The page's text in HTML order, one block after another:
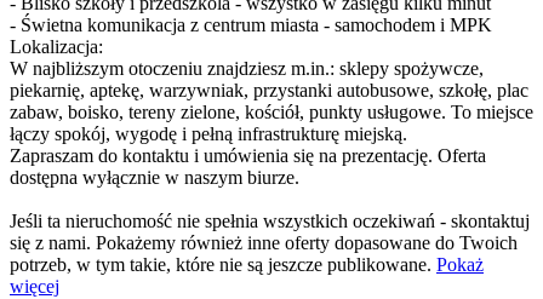
- Świetna komunikacja z centrum miasta - samochodem i MPK
Lokalizacja:
W najbliższym otoczeniu znajdziesz m.in.: sklepy spożywcze,
piekarnię, aptekę, warzywniak, przystanki autobusowe, szkołę, plac
zabaw, boisko, tereny zielone, kościół, punkty usługowe. To miejsce
łączy spokój, wygodę i pełną infrastrukturę miejską.
Zapraszam do kontaktu i umówienia się na prezentację. Oferta
dostępna wyłącznie w naszym biurze.
Jeśli ta nieruchomość nie spełnia wszystkich oczekiwań - skontaktuj
się z nami. Pokażemy również inne oferty dopasowane do Twoich
potrzeb, w tym takie, które nie są jeszcze publikowane. Pokaż
więcej